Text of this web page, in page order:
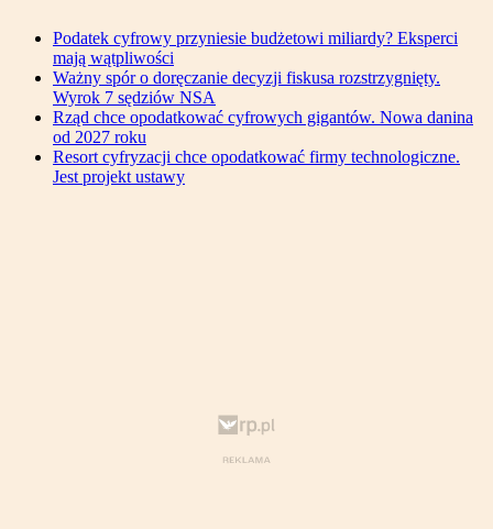
Podatek cyfrowy przyniesie budżetowi miliardy? Eksperci
mają wątpliwości
Ważny spór o doręczanie decyzji fiskusa rozstrzygnięty.
Wyrok 7 sędziów NSA
Rząd chce opodatkować cyfrowych gigantów. Nowa danina
od 2027 roku
Resort cyfryzacji chce opodatkować firmy technologiczne.
Jest projekt ustawy